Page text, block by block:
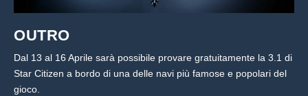
OUTRO
Dal 13 al 16 Aprile sarà possibile provare gratuitamente la 3.1 di
Star Citizen a bordo di una delle navi più famose e popolari del
gioco.